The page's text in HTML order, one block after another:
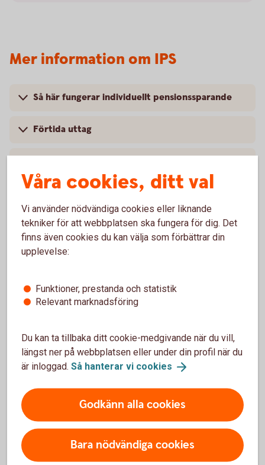
Mer information om IPS
Så här fungerar individuellt pensionssparande
Förtida uttag
Villkor och mer information
Hur sparar jag?
Vad händer om jag avlider?
För att se detta innehåll behöver du först
och statistik.
Våra cookies, ditt val
Vi använder nödvändiga cookies eller liknande
tekniker för att webbplatsen ska fungera för dig. Det
finns även cookies du kan välja som förbättrar din
upplevelse:
Funktioner, prestanda och statistik
Relevant marknadsföring
Du kan ta tillbaka ditt cookie-medgivande när du vill,
längst ner på webbplatsen eller under din profil när du
är inloggad. Så hanterar vi cookies
Godkänn alla cookies
Bara nödvändiga cookies